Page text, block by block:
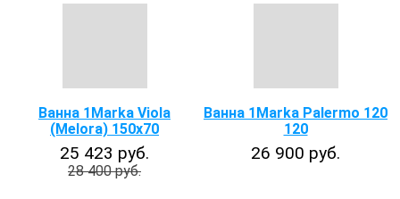
Ванна 1Marka Viola
(Melora) 150х70
25 423 руб.
28 400 руб.
Ванна 1Marka Palermo 120
120
26 900 руб.